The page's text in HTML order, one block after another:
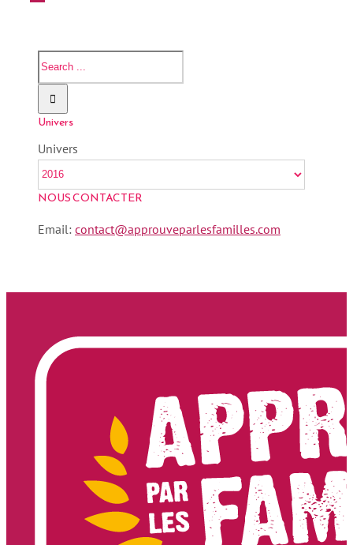
Univers
Univers
NOUS CONTACTER
Email: contact@approuveparlesfamilles.com